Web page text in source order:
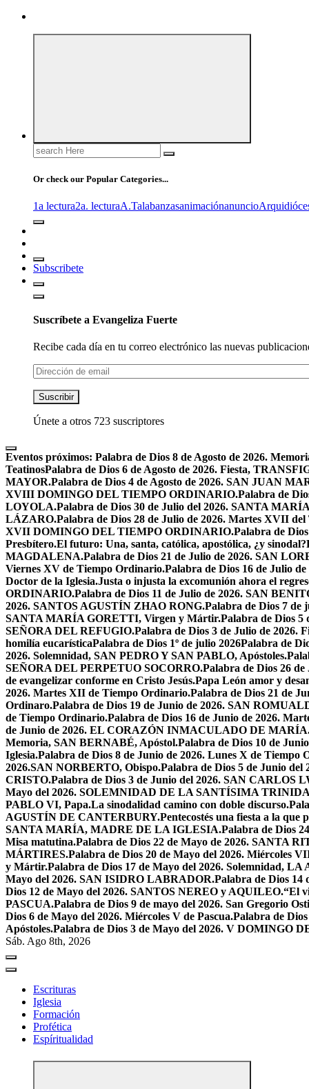
Search
for:
Or check our Popular Categories...
1a lectura2a. lecturaA.Talabanzasanimaciónanuncio
Subscribete
Suscríbete a Evangeliza Fuerte
Recibe cada día en tu correo electrónico las nuevas
Dirección
de
email
Suscribir
Únete a otros 723 suscriptores
Eventos próximos: Palabra de Dios 8 de Agosto de 2026.
TeatinosPalabra de Dios 6 de Agosto de 2026. Fiesta,
MAYOR.Palabra de Dios 4 de Agosto de 2026. SAN JUAN
XVIII DOMINGO DEL TIEMPO ORDINARIO.Palabra de
LOYOLA.Palabra de Dios 30 de Julio del 2026. SANTA
LÁZARO.Palabra de Dios 28 de Julio de 2026. Martes XVII
XVII DOMINGO DEL TIEMPO ORDINARIO.Palabra de
Presbítero.El futuro: Una, santa, católica, apostólica, ¿y sinodal?
MAGDALENA.Palabra de Dios 21 de Julio de 2026. SAN
Viernes XV de Tiempo Ordinario.Palabra de Dios 16 de Julio
Doctor de la Iglesia.Justa o injusta la excomunión ahora el
ORDINARIO.Palabra de Dios 11 de Julio de 2026. SAN
2026. SANTOS AGUSTÍN ZHAO RONG.Palabra de Dios 7 de
SANTA MARÍA GORETTI, Virgen y Mártir.Palabra de Dios
SEÑORA DEL REFUGIO.Palabra de Dios 3 de Julio de 2026.
homilía eucarísticaPalabra de Dios 1º de julio 2026Palabra de
2026. Solemnidad, SAN PEDRO Y SAN PABLO, Apóstoles.
SEÑORA DEL PERPETUO SOCORRO.Palabra de Dios 26
de evangelizar conforme en Cristo Jesús.Papa León amor y
2026. Martes XII de Tiempo Ordinario.Palabra de Dios 21 de
Ordinaro.Palabra de Dios 19 de Junio de 2026. SAN
de Tiempo Ordinario.Palabra de Dios 16 de Junio de 2026.
de Junio de 2026. EL CORAZÓN INMACULADO DE
Memoria, SAN BERNABÉ, Apóstol.Palabra de Dios 10 de
Iglesia.Palabra de Dios 8 de Junio de 2026. Lunes X de Tiempo
2026.SAN NORBERTO, Obispo.Palabra de Dios 5 de Junio
CRISTO.Palabra de Dios 3 de Junio del 2026. SAN CARLOS
Mayo del 2026. SOLEMNIDAD DE LA SANTÍSIMA
PABLO VI, Papa.La sinodalidad camino con doble discurso.
AGUSTÍN DE CANTERBURY.Pentecostés una fiesta a la que
SANTA MARÍA, MADRE DE LA IGLESIA.Palabra de Dios
Misa matutina.Palabra de Dios 22 de Mayo de 2026. SANTA
MÁRTIRES.Palabra de Dios 20 de Mayo del 2026. Miércoles
y Mártir.Palabra de Dios 17 de Mayo del 2026. Solemnidad,
Mayo del 2026. SAN ISIDRO LABRADOR.Palabra de Dios 14
Dios 12 de Mayo del 2026. SANTOS NEREO y AQUILEO.“El
PASCUA.Palabra de Dios 9 de mayo del 2026. San Gregorio
Dios 6 de Mayo del 2026. Miércoles V de Pascua.Palabra de
Apóstoles.Palabra de Dios 3 de Mayo del 2026. V DOMINGO
Sáb. Ago 8th, 2026
Escrituras
Iglesia
Formación
Profética
Espíritualidad